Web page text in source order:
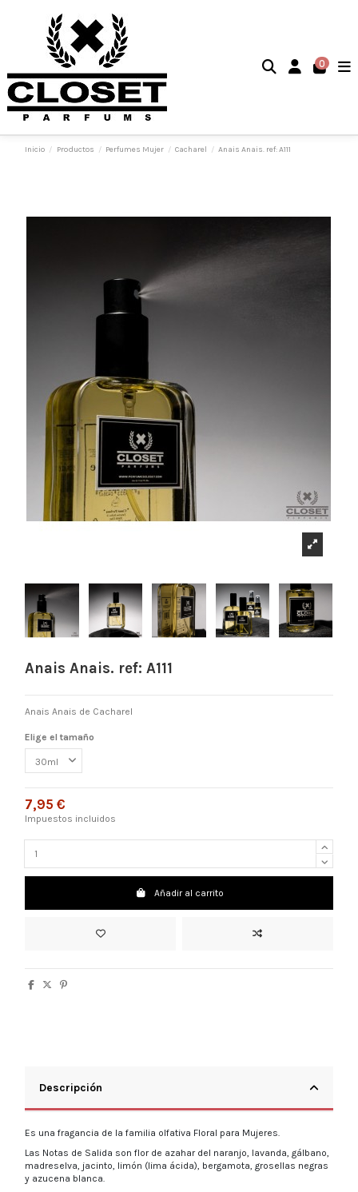
0
Inicio Productos Perfumes Mujer Cacharel Anais Anais. ref: A111
Anais Anais. ref: A111
Anais Anais de Cacharel
Elige el tamaño
7,95 €
Impuestos incluidos
Añadir al carrito
Descripción
Es una fragancia de la familia olfativa Floral para Mujeres.
Las Notas de Salida son flor de azahar del naranjo, lavanda, gálbano,
madreselva, jacinto, limón (lima ácida), bergamota, grosellas negras
y azucena blanca.